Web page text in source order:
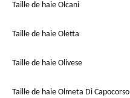
Taille de haie Olcani
Taille de haie Oletta
Taille de haie Olivese
Taille de haie Olmeta Di Capocorso